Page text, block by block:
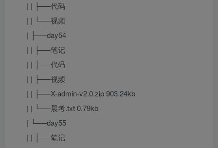
| | ├──代码
| | └──视频
| ├──day54
| | ├──笔记
| | ├──代码
| | ├──视频
| | ├──X-admin-v2.0.zip 903.24kb
| | └──晨考.txt 0.79kb
| └──day55
| | ├──笔记